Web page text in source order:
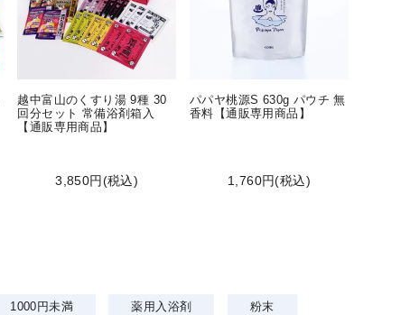
越中富山のくすり湯 9種 30
回分セット 常備浴剤箱入
【通販専用商品】
3,850円(税込)
パパヤ桃源S 630g パウチ 無
香料【通販専用商品】
1,760円(税込)
1000円未満 薬用入浴剤 粉末